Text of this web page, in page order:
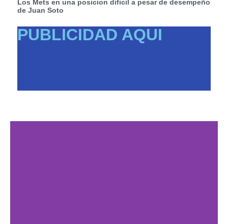
Los Mets en una posicion dificil a pesar de desempeño
de Juan Soto
PUBLICIDAD AQUI